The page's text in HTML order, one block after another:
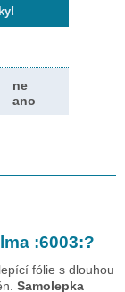
ne
ano
:6003:?
fólie s dlouhou
Samolepka